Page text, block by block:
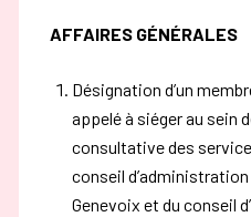
AFFAIRES GÉNÉRALES
Désignation d’un
appelé à siéger au sein
consultative des
conseil
Genevoix et du conseil